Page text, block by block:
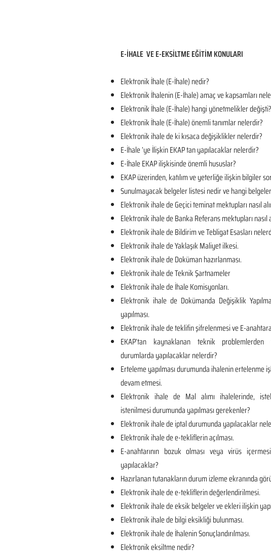
E-İHALE VE E-EKSİLTME EĞİTİM KONULARI​
Elektronik İhale (E-İhale) nedir?
Elektronik İhalenin (E-İhale) amaç ve kapsamları
Elektronik İhale (E-İhale) hangi yönetmelikler değişti?
Elektronik İhale (E-İhale) önemli tanımlar nelerdir?
Elektronik ihale de ki kısaca değişiklikler nelerdir?
E-İhale ’ye İlişkin EKAP tan yapılacaklar nelerdir?
E-İhale EKAP ilişkisinde önemli hususlar?
EKAP üzerinden, katılım ve yeterliğe ilişkin bilgiler
Sunulmayacak belgeler listesi nedir ve hangi
Elektronik ihale de Geçici teminat mektupları nasıl
Elektronik ihale de Banka Referans mektupları nasıl
Elektronik ihale de Bildirim ve Tebligat Esasları
Elektronik ihale de Yaklaşık Maliyet ilkesi.
Elektronik ihale de Doküman hazırlanması.
Elektronik ihale de Teknik Şartnameler
Elektronik ihale de İhale Komisyonları.
Elektronik ihale de Dokümanda Değişiklik
yapılması.
Elektronik ihale de teklifin şifrelenmesi ve E-
EKAP’tan kaynaklanan teknik
durumlarda yapılacaklar nelerdir?
Erteleme yapılması durumunda ihalenin ertelenme
devam etmesi.
Elektronik ihale de Mal alımı ihalelerinde,
istenilmesi durumunda yapılması gerekenler?
Elektronik ihale de iptal durumunda yapılacaklar
Elektronik ihale de e-tekliflerin açılması.
E-anahtarının bozuk olması veya virüs
yapılacaklar?
Hazırlanan tutanakların durum izleme ekranında
Elektronik ihale de e-tekliflerin değerlendirilmesi.
Elektronik ihale de eksik belgeler ve ekleri ilişkin
Elektronik ihale de bilgi eksikliği bulunması.
Elektronik ihale de İhalenin Sonuçlandırılması.
Elektronik eksiltme nedir?